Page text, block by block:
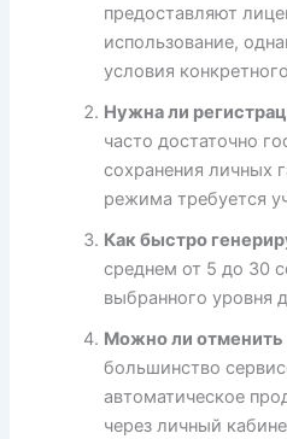
предоставляют
использование,
условия
Нужна ли
часто достаточно
сохранения личных
режима требуется
Как быстро
среднем от 5 до 30
выбранного уровня
Можно ли отменить
большинство
автоматическое
через личный